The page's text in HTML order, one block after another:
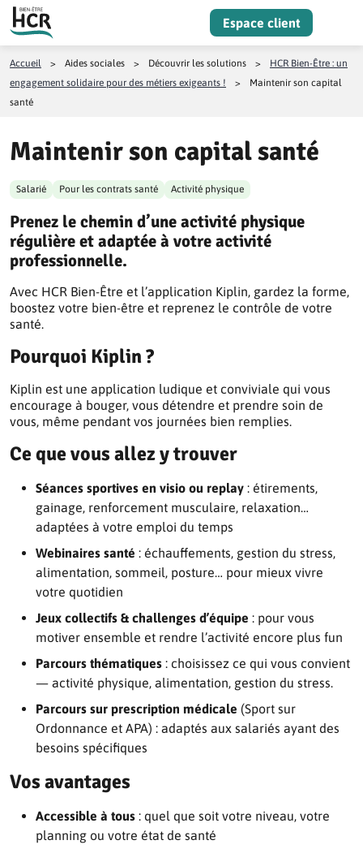
Aller au contenu
Espace client
Accueil > Aides sociales > Découvrir les solutions >
HCR Bien-Être : un
engagement solidaire pour des métiers exigeants !
>
Maintenir son capital
santé
Maintenir son capital santé
Salarié Pour les contrats santé Activité physique
Prenez le chemin d’une activité physique
régulière et adaptée à votre activité
professionnelle.
Avec HCR Bien-Être et l’application Kiplin, gardez la forme,
boostez votre bien-être et reprenez le contrôle de votre
santé.
Pourquoi Kiplin ?
Kiplin est une application ludique et conviviale qui vous
encourage à bouger, vous détendre et prendre soin de
vous, même pendant vos journées bien remplies.
Ce que vous allez y trouver
Séances sportives en visio ou replay : étirements,
gainage, renforcement musculaire, relaxation…
adaptées à votre emploi du temps
Webinaires santé : échauffements, gestion du stress,
alimentation, sommeil, posture… pour mieux vivre
votre quotidien
Jeux collectifs & challenges d’équipe : pour vous
motiver ensemble et rendre l’activité encore plus fun
Parcours thématiques : choisissez ce qui vous convient
— activité physique, alimentation, gestion du stress.
Parcours sur prescription médicale (Sport sur
Ordonnance et APA) : adaptés aux salariés ayant des
besoins spécifiques
Vos avantages
Accessible à tous : quel que soit votre niveau, votre
planning ou votre état de santé